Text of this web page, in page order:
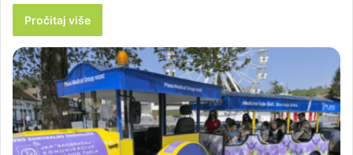
Pročitaj više